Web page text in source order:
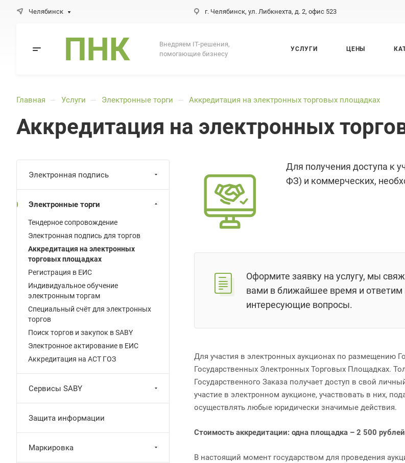
Челябинск г. Челябинск, ул. Либкнехта, д. 2, офис 523
Внедряем IT-решения,
помогающие бизнесу
УСЛУГИ ЦЕНЫ
Главная — Услуги — Электронные торги — Аккредитация на электронных торговых площадках
Аккредитация на электронных
Для получения доступа к
ФЗ) и коммерческих,
Оформите заявку на услугу, мы
вами в ближайшее время и ответим
интересующие вопросы.
Для участия в электронных аукционах по размещению
Государственных Электронных Торговых Площадках.
Государственного Заказа получает доступ в свой
участие в электронном аукционе, участвовать в них,
осуществлять любые юридически значимые действия.
Стоимость аккредитации: одна площадка – 2 500
В настоящий момент государством для проведения
Электронная подпись
Электронные торги
Тендерное сопровождение
Электронная подпись для торгов
Аккредитация на электронных
торговых площадках
Регистрация в ЕИС
Индивидуальное обучение
электронным торгам
Специальный счёт для электронных
торгов
Поиск торгов и закупок в SABY
Электронное актирование в ЕИС
Аккредитация на АСТ ГОЗ
Сервисы SABY
Защита информации
Маркировка